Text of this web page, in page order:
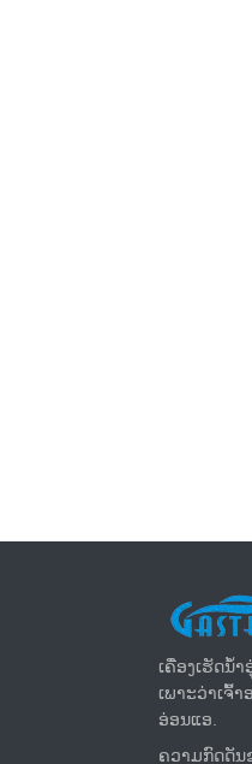
ຂ່າວ​ລ່າ​ສຸ
ເຄື່ອງເຮັດນ້
ເພາະວ່າເຈົ້
ອ່ອນແອ.
ຄວາມກົດດັນ